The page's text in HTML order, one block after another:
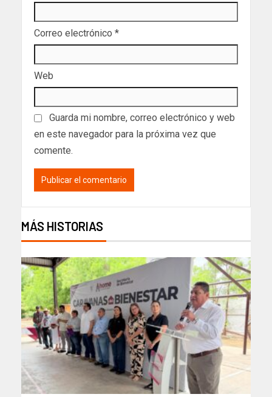
Correo electrónico *
Web
Guarda mi nombre, correo electrónico y web
en este navegador para la próxima vez que
comente.
MÁS HISTORIAS